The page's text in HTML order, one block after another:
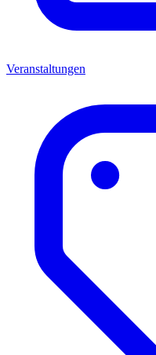
Veranstaltungen